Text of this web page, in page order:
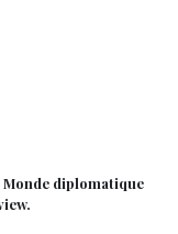
diplomatique